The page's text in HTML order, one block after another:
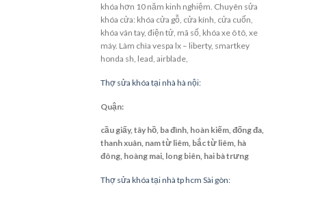
khóa hơn 10 năm kinh nghiệm. Chuyên sửa
khóa cửa: khóa cửa gỗ, cửa kính, cửa cuốn,
khóa vân tay, điện tử, mã số, khóa xe ô tô, xe
máy. Làm chìa vespa lx – liberty, smartkey
honda sh, lead, airblade,
Thợ sửa khóa tại nhà hà nội:
Quận:
cầu giấy, tây hồ, ba đình, hoàn kiếm, đống đa,
thanh xuân, nam từ liêm, bắc từ liêm, hà
đông, hoàng mai, long biên, hai bà trưng
Thợ sửa khóa tại nhà tp hcm Sài gòn: